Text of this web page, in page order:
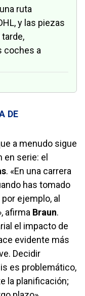
ruta
y las piezas
tarde,
coches a
DE
a menudo sigue
serie: el
. «En una carrera
has tomado
ejemplo, al
afirma Braun.
el impacto de
evidente más
Decidir
es problemático,
la planificación;